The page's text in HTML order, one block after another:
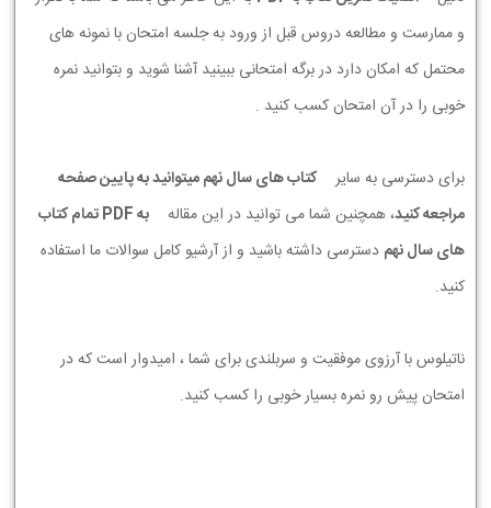
و ممارست و مطالعه دروس قبل از ورود به جلسه امتحان با نمونه های
محتمل که امکان دارد در برگه امتحانی ببینید آشنا شوید و بتوانید نمره
خوبی را در آن امتحان کسب کنید .
برای دسترسی به سایر
کتاب های سال نهم میتوانید به پایین صفحه
مراجعه کنید، همچنین شما می توانید در این مقاله
به PDF تمام کتاب
های سال نهم دسترسی داشته باشید و از آرشیو کامل سوالات ما استفاده
کنید.
ناتیلوس با آرزوی موفقیت و سربلندی برای شما ، امیدوار است که در
امتحان پیش رو نمره بسیار خوبی را کسب کنید.